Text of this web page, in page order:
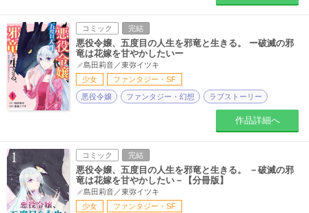
コミック 完結
悪役令嬢、五度目の人生を邪竜と生きる。 ー破滅の邪
竜は花嫁を甘やかしたいー
島田莉音／東弥イツキ
少女
ファンタジー・SF
悪役令嬢 ファンタジー・幻想 ラブストーリー
作品詳細へ
コミック 完結
悪役令嬢、五度目の人生を邪竜と生きる。 －破滅の邪
竜は花嫁を甘やかしたい－【分冊版】
島田莉音／東弥イツキ
少女
ファンタジー・SF